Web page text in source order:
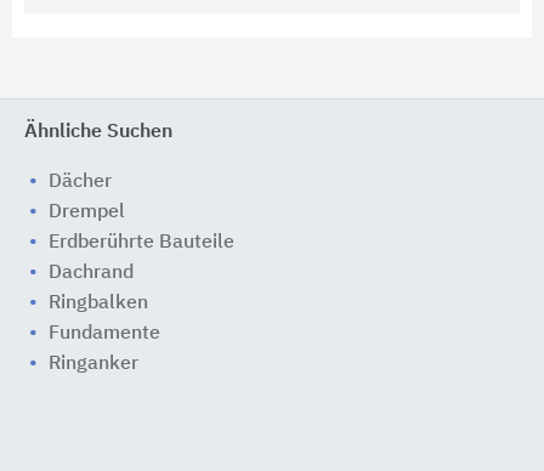
Ähnliche Suchen
Dächer
Drempel
Erdberührte Bauteile
Dachrand
Ringbalken
Fundamente
Ringanker